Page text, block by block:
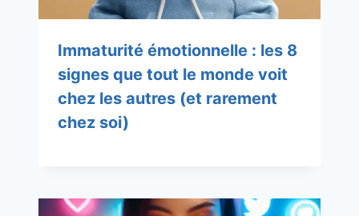
Immaturité émotionnelle : les 8
signes que tout le monde voit
chez les autres (et rarement
chez soi)